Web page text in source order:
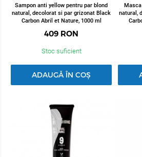
Sampon anti yellow pentru par blond
natural, decolorat si par grizonat Black
Carbon Abril et Nature, 1000 ml
409 RON
Stoc suficient
ADAUGĂ ÎN COȘ
natural,